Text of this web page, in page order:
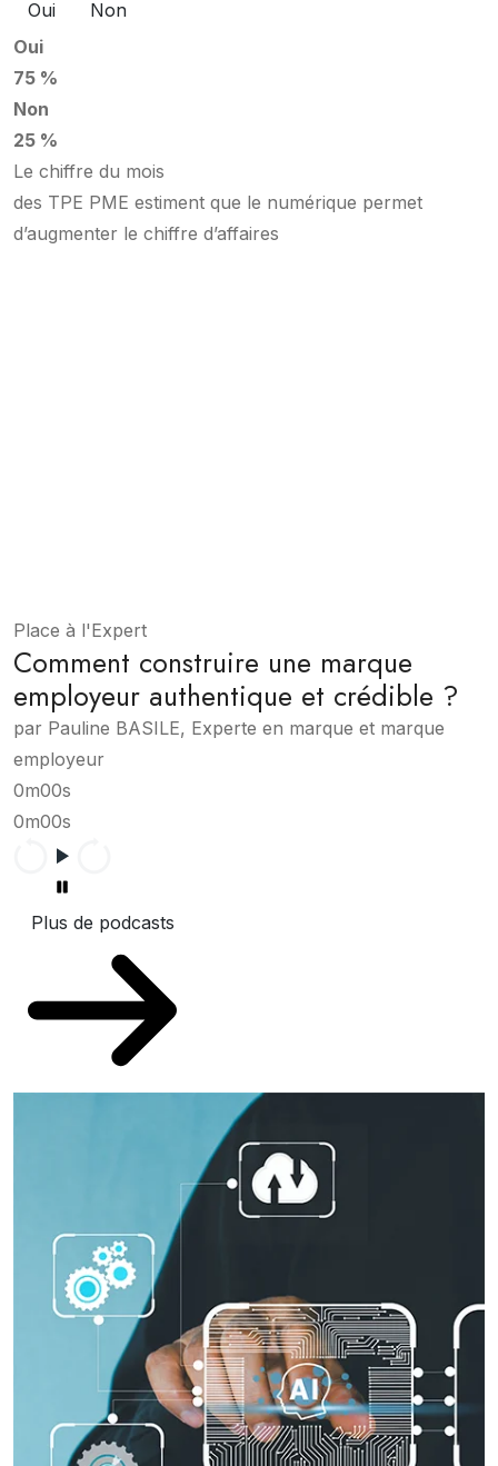
Oui
Non
Oui
75 %
Non
25 %
Le chiffre du mois
des TPE PME estiment que le numérique permet
d’augmenter le chiffre d’affaires
Place à l'Expert
Comment construire une marque
employeur authentique et crédible ?
par Pauline BASILE, Experte en marque et marque
employeur
0m00s
0m00s
Plus de podcasts